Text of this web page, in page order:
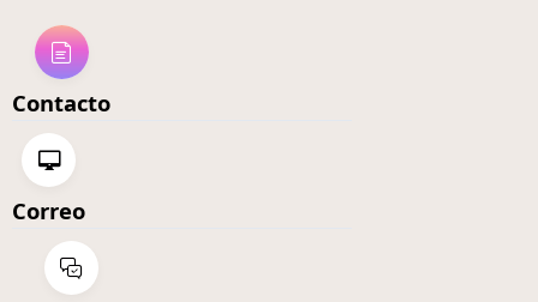
Contacto
Correo